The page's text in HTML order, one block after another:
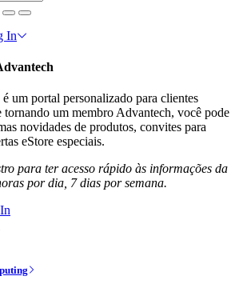
In
um portal personalizado para clientes
tornando um membro Advantech, você pode
novidades de produtos, convites para
eStore especiais.
para ter acesso rápido às informações da
por dia, 7 dias por semana.